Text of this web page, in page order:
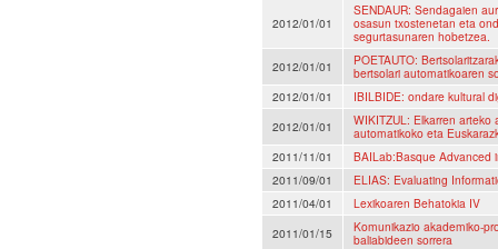
2012/01/01
SENDAUR: Sendagaien
osasun txostenetan eta
segurtasunaren hobetzea.
2012/01/01
POETAUTO:
bertsolari automatikoaren
2012/01/01
IBILBIDE: ondare kultural
2012/01/01
WIKITZUL: Elkarren arteko
automatikoko eta
2011/11/01
BAILab:Basque Advanced
2011/09/01
ELIAS: Evaluating
2011/04/01
Lexikoaren Behatokia IV
2011/01/15
Komunikazio akademiko-
baliabideen sorrera